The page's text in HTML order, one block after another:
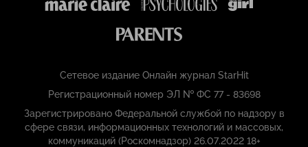
Сетевое издание Онлайн журнал StarHit
Регистрационный номер ЭЛ № ФС 77 - 83698
Зарегистрировано Федеральной службой по надзору в
сфере связи, информационных технологий и массовых,
коммуникаций (Роскомнадзор) 26.07.2022 18+